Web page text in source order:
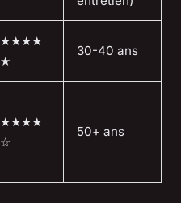
★★★★
★
30-40 ans
★★★★
☆
50+ ans